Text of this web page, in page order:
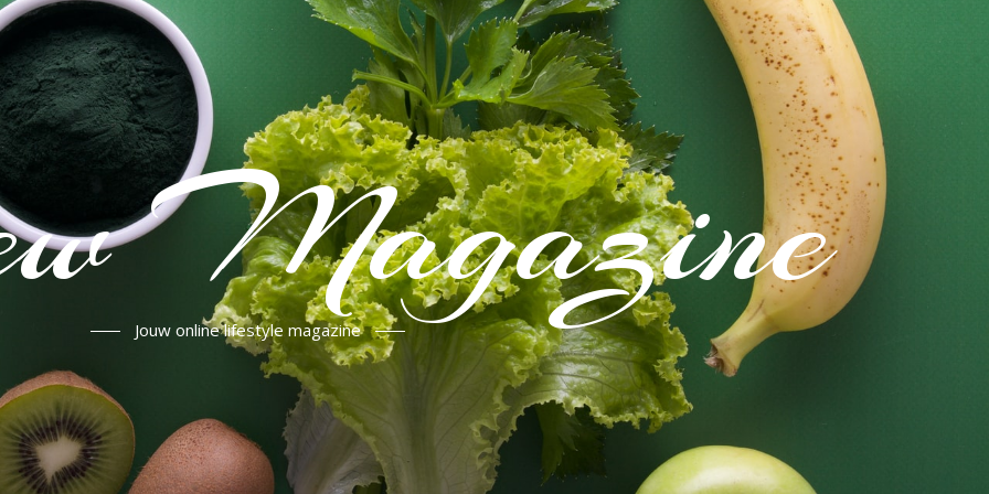
Magazine
Jouw online lifestyle magazine